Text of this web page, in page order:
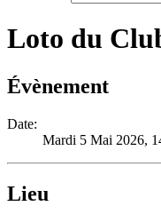
Loto du
Évènement
Date:
Mardi 5 Mai 2026,
Lieu